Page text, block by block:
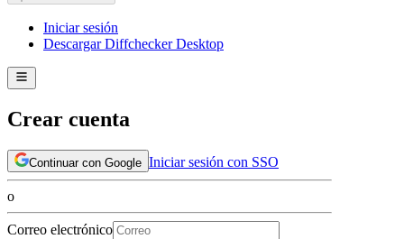
Iniciar sesión
Descargar Diffchecker Desktop
Crear cuenta
Continuar con Google Iniciar sesión con SSO
o
Correo electrónico